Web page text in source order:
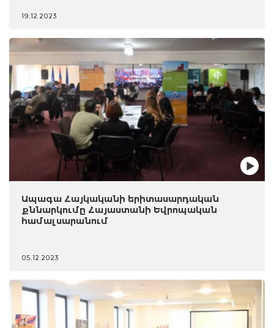
19.12.2023
Ապագա Հայկականի երիտասարդական
քննարկումը Հայաստանի Եվրոպական
համալսարանում
05.12.2023